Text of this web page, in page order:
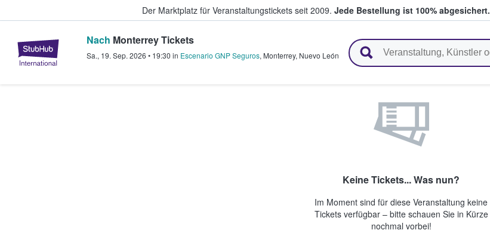
Der Marktplatz für Veranstaltungstickets seit 2009. Jede Bestellung ist 100% abgesichert.
StubHub - Wo Fans Tickets kaufen & verkaufen
Nach Monterrey Tickets
Sa., 19. Sep. 2026 • 19:30 in Escenario GNP Seguros, Monterrey, Nuevo León
Keine Tickets... Was nun?
Im Moment sind für diese Veranstaltung keine
Tickets verfügbar – bitte schauen Sie in Kürze
nochmal vorbei!